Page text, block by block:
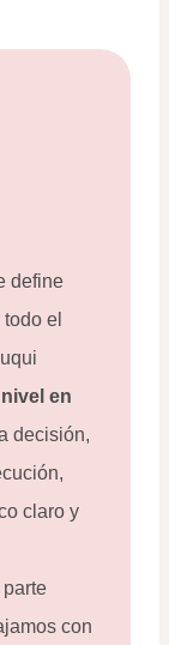
define
el
en
decisión,
claro y
con